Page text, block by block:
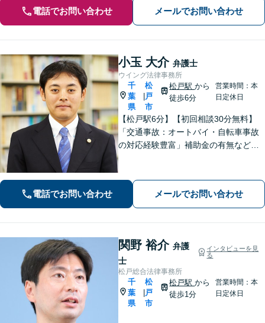
電話でお問い合わせ メールでお問い合わせ
小玉 大介 弁護士
ウイング法律事務所
千
葉
県
松
戸
市
松戸駅から
徒歩6分
営業時間：本
日定休日
【松戸駅6分】【初回相談30分無料】
「交通事故：オートバイ・自転車事故
の対応経験豊富」補助金の有無など、
業詐欺による被害など、複雑な事情を
抱えた借金問題について豊富な解決実
績あり」
電話でお問い合わせ メールでお問い合わせ
関野 裕介 弁護
士
インタビューを見
る
松戸総合法律事務所
千
葉
県
松
戸
市
松戸駅から
徒歩1分
営業時間：本
日定休日